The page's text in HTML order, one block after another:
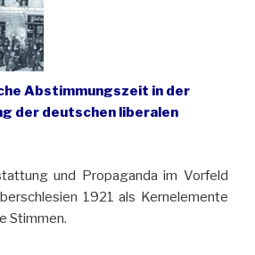
Abstimmungszeit in der
der deutschen liberalen
und Propaganda im Vorfeld
1921 als Kernelemente
Stimmen.